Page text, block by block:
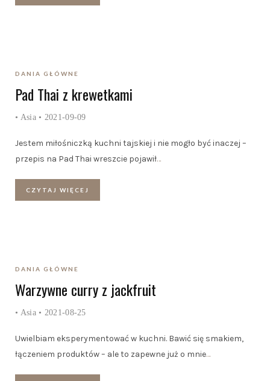
DANIA GŁÓWNE
Pad Thai z krewetkami
• Asia • 2021-09-09
Jestem miłośniczką kuchni tajskiej i nie mogło być inaczej –
przepis na Pad Thai wreszcie pojawił…
CZYTAJ WIĘCEJ
DANIA GŁÓWNE
Warzywne curry z jackfruit
• Asia • 2021-08-25
Uwielbiam eksperymentować w kuchni. Bawić się smakiem,
łączeniem produktów – ale to zapewne już o mnie…